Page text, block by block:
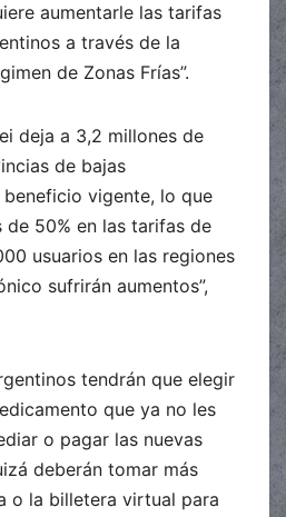
aumentarle las tarifas
a través de la
de Zonas Frías”.
deja a 3,2 millones de
de bajas
vigente, lo que
de 50% en las tarifas de
usuarios en las regiones
sufrirán aumentos”,
tendrán que elegir
que ya no les
o pagar las nuevas
deberán tomar más
o la billetera virtual para